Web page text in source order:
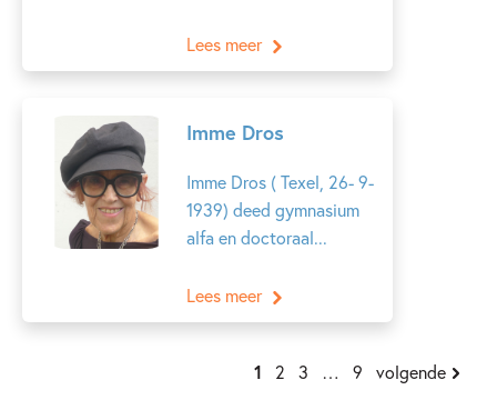
Lees meer
Imme Dros
Imme Dros ( Texel, 26- 9-
1939) deed gymnasium
alfa en doctoraal...
Lees meer
1 2 3 … 9 volgende